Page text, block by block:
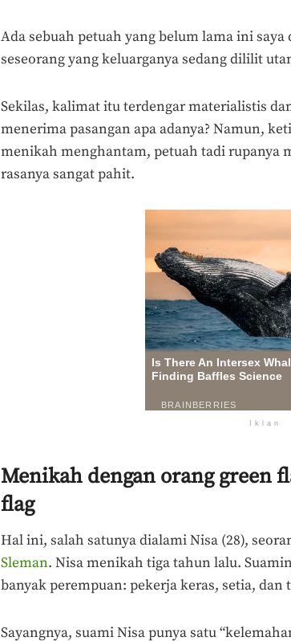
Ada sebuah petuah yang belum lama ini
seseorang yang keluarganya sedang dililit
Sekilas, kalimat itu terdengar materialistis
menerima pasangan apa adanya? Namun,
menikah menghantam, petuah tadi rupanya
rasanya sangat pahit.
Iklan
Menikah dengan orang green
flag
Hal ini, salah satunya dialami Nisa (28),
Sleman. Nisa menikah tiga tahun lalu.
banyak perempuan: pekerja keras, setia, dan
Sayangnya, suami Nisa punya satu